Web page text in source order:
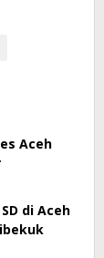
Aceh
di Aceh